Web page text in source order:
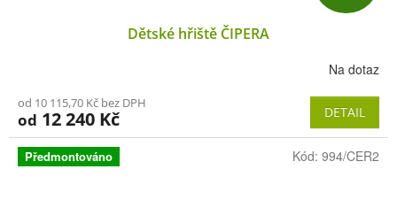
D
R
M
A
Dětské hřiště ČIPERA
Na dotaz
od 10 115,70 Kč bez DPH
od 12 240 Kč DETAIL
Předmontováno Kód: 994/CER2